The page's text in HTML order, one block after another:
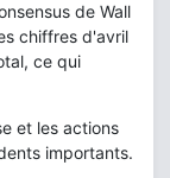
de Wall
chiffres d'avril
ce qui
et les actions
importants.